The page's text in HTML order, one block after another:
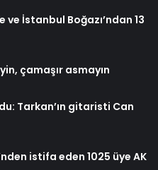
ve İstanbul Boğazı’ndan 13
çamaşır asmayın
Tarkan’ın gitaristi Can
istifa eden 1025 üye AK